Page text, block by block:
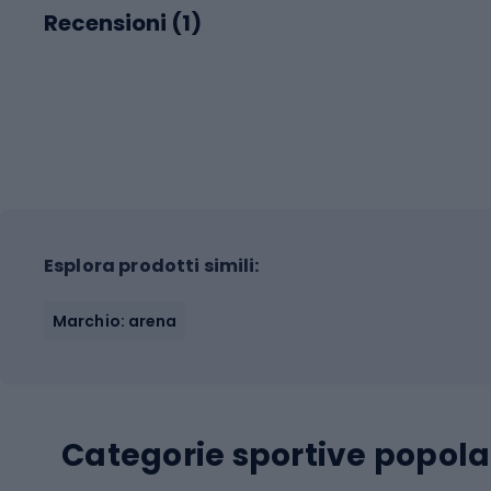
Recensioni (1)
Esplora prodotti simili:
Marchio: arena
Categorie sportive